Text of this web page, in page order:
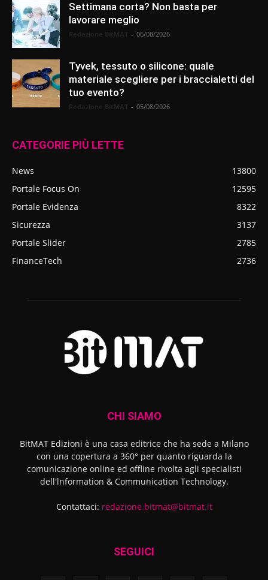
Settimana corta? Non basta per
lavorare meglio
- 06/08/2026
Tyvek, tessuto o silicone: quale
materiale scegliere per i braccialetti del
tuo evento?
- 05/08/2026
CATEGORIE PIÙ LETTE
News
13800
Portale Focus On
12595
Portale Evidenza
8322
Sicurezza
3137
Portale Slider
2785
FinanceTech
2736
CHI SIAMO
BitMAT Edizioni è una casa editrice che ha sede a Milano
con una copertura a 360° per quanto riguarda la
comunicazione online ed offline rivolta agli specialisti
dell'lnformation & Communication Technology.
Contattaci: redazione.bitmat@bitmat.it
SEGUICI